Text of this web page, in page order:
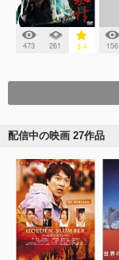
473 261 3.4 156
配信中の映画 27作品